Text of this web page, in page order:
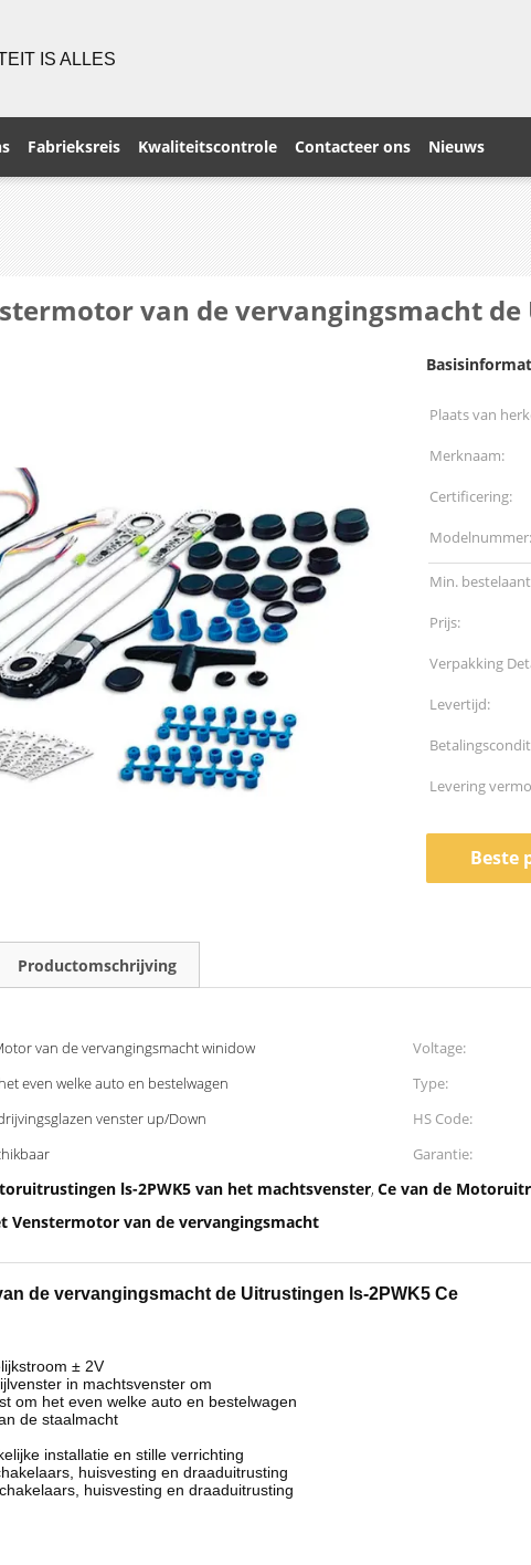
IS ALLES
Fabrieksreis Kwaliteitscontrole Contacteer ons Nieuws
van de vervangingsmacht de
Plaats van
Merknaam:
Certificering:
Modelnummer:
Min.
Prijs:
Verpakking
Levertijd:
Levering
Beste
Productomschrijving
van de vervangingsmacht winidow Voltage:
even welke auto en bestelwagen Type:
venster up/Down HS Code:
Garantie:
ls-2PWK5 van het machtsvenster, Ce van de
Venstermotor van de vervangingsmacht
de vervangingsmacht de Uitrustingen ls-2PWK5 Ce
± 2V
in machtsvenster om
om het even welke auto en bestelwagen
de staalmacht
installatie en stille verrichting
huisvesting en draaduitrusting
huisvesting en draaduitrusting